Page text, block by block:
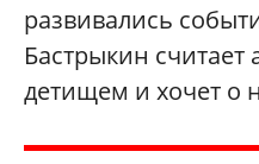
развивались
Бастрыкин
детищем и хочет о